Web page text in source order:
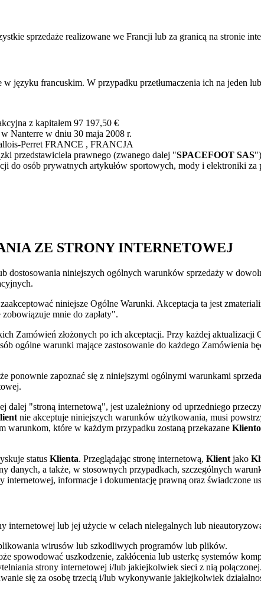
sprzedaże realizowane we Francji lub za granicą na stronie
w języku francuskim. W przypadku przetłumaczenia ich na jeden
z kapitałem 97 197,50 €
Nanterre w dniu 30 maja 2008 r.
Perret FRANCE , FRANCJA
przedstawiciela prawnego (zwanego dalej "SPACEFOOT SAS")
do osób prywatnych artykułów sportowych, mody i elektroniki za
ZE STRONY INTERNETOWEJ
dostosowania niniejszych ogólnych warunków sprzedaży w
niniejsze Ogólne Warunki. Akceptacja ta jest
mnie do zapłaty".
Zamówień złożonych po ich akceptacji. Przy każdej aktualizacji
ogólne warunki mające zastosowanie do każdego Zamówienia
ponownie zapoznać się z niniejszymi ogólnymi warunkami
dalej "stroną internetową", jest uzależniony od uprzedniego
nie akceptuje niniejszych warunków użytkowania, musi
warunkom, które w każdym przypadku zostaną przekazane
status Klienta. Przeglądając stronę internetową, Klient jako
a także, w stosownych przypadkach, szczególnych
informacje i dokumentację prawną oraz świadczone
internetowej lub jej użycie w celach nielegalnych lub
wirusów lub szkodliwych programów lub plików.
spowodować uszkodzenie, zakłócenia lub usterkę systemów
strony internetowej i/lub jakiejkolwiek sieci z nią połączonej.
się za osobę trzecią i/lub wykonywanie jakiejkolwiek